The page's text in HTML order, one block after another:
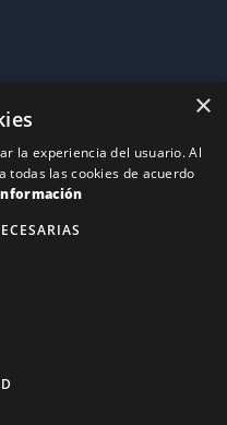
×
la experiencia del usuario. Al
todas las cookies de acuerdo